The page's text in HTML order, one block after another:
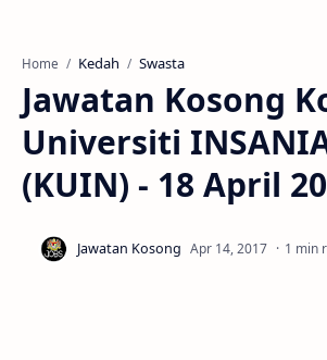
Home Kedah Swasta
Jawatan Kosong
Universiti
(KUIN) - 18 April
1 min